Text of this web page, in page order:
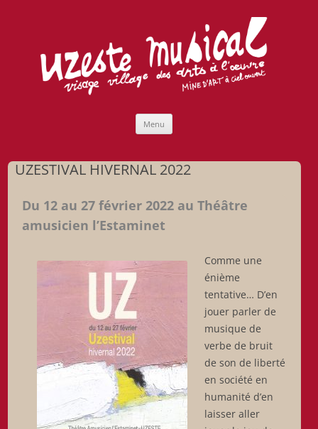
Menu
UZESTIVAL HIVERNAL 2022
Du 12 au 27 février 2022 au Théâtre
amusicien l’Estaminet
Comme une
énième
tentative… D’en
jouer parler de
musique de
verbe de bruit
de son de liberté
en société en
humanité d’en
laisser aller